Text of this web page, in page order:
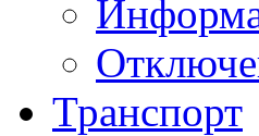
Транспорт